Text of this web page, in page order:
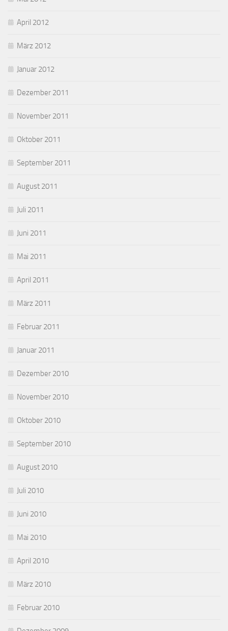
April 2012
März 2012
Januar 2012
Dezember 2011
November 2011
Oktober 2011
September 2011
August 2011
Juli 2011
Juni 2011
Mai 2011
April 2011
März 2011
Februar 2011
Januar 2011
Dezember 2010
November 2010
Oktober 2010
September 2010
August 2010
Juli 2010
Juni 2010
Mai 2010
April 2010
März 2010
Februar 2010